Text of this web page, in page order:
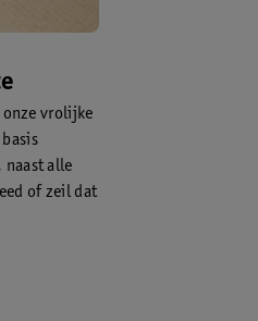
onze vrolijke
naast alle
of zeil dat